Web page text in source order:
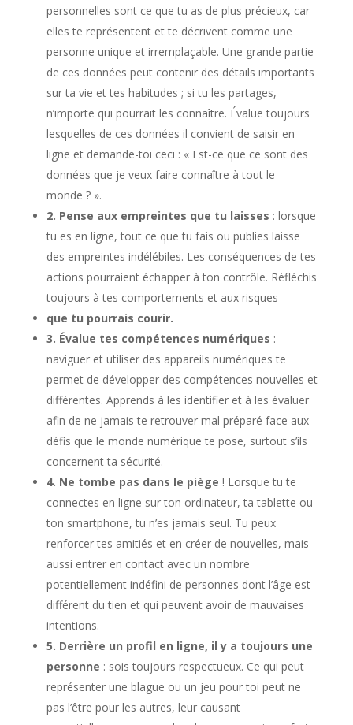
personnelles sont ce que tu as de plus précieux, car
elles te représentent et te décrivent comme une
personne unique et irremplaçable. Une grande partie
de ces données peut contenir des détails importants
sur ta vie et tes habitudes ; si tu les partages,
n’importe qui pourrait les connaître. Évalue toujours
lesquelles de ces données il convient de saisir en
ligne et demande-toi ceci : « Est-ce que ce sont des
données que je veux faire connaître à tout le
monde ? ».
2. Pense aux empreintes que tu laisses : lorsque
tu es en ligne, tout ce que tu fais ou publies laisse
des empreintes indélébiles. Les conséquences de tes
actions pourraient échapper à ton contrôle. Réfléchis
toujours à tes comportements et aux risques
que tu pourrais courir.
3. Évalue tes compétences numériques :
naviguer et utiliser des appareils numériques te
permet de développer des compétences nouvelles et
différentes. Apprends à les identifier et à les évaluer
afin de ne jamais te retrouver mal préparé face aux
défis que le monde numérique te pose, surtout s’ils
concernent ta sécurité.
4. Ne tombe pas dans le piège ! Lorsque tu te
connectes en ligne sur ton ordinateur, ta tablette ou
ton smartphone, tu n’es jamais seul. Tu peux
renforcer tes amitiés et en créer de nouvelles, mais
aussi entrer en contact avec un nombre
potentiellement indéfini de personnes dont l’âge est
différent du tien et qui peuvent avoir de mauvaises
intentions.
5. Derrière un profil en ligne, il y a toujours une
personne : sois toujours respectueux. Ce qui peut
représenter une blague ou un jeu pour toi peut ne
pas l’être pour les autres, leur causant